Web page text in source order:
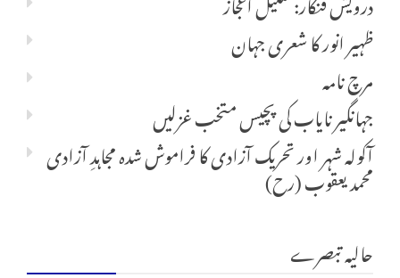
ظہیر انور کا شعری جہان
مرچ نامہ
جہانگیر نایاب کی پچیس متخب غزلیں
آکولہ شہر اور تحریک آزادی کا فراموش شدہ مجاہدِ آزادی
محمد یعقوب (رح)
حالیہ تبصرے